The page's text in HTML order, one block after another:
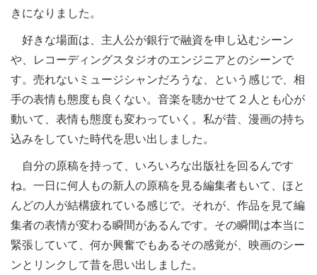
きになりました。
好きな場面は、主人公が銀行で融資を申し込むシーン
や、レコーディングスタジオのエンジニアとのシーンで
す。売れないミュージシャンだろうな、という感じで、相
手の表情も態度も良くない。音楽を聴かせて２人とも心が
動いて、表情も態度も変わっていく。私が昔、漫画の持ち
込みをしていた時代を思い出しました。
自分の原稿を持って、いろいろな出版社を回るんです
ね。一日に何人もの新人の原稿を見る編集者もいて、ほと
んどの人が結構疲れている感じで。それが、作品を見て編
集者の表情が変わる瞬間があるんです。その瞬間は本当に
緊張していて、何か興奮でもあるその感覚が、映画のシー
ンとリンクして昔を思い出しました。